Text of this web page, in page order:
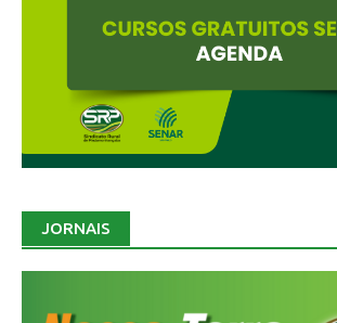
JORNAIS